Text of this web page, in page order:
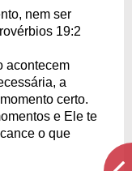
nem ser
19:2
acontecem
a
certo.
e Ele te
o que